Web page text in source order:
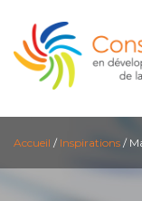
Accueil / Inspirations /